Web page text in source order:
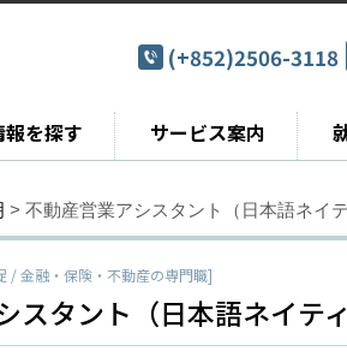
(+852)2506-3118
を探す サービス案内
> 不動産営業アシスタント（日本語ネイ
/ 金融・保険・不動産の専門職]
スタント（日本語ネイテ